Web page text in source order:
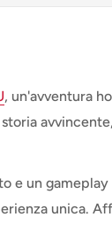
, un'avventura
e un
unica.